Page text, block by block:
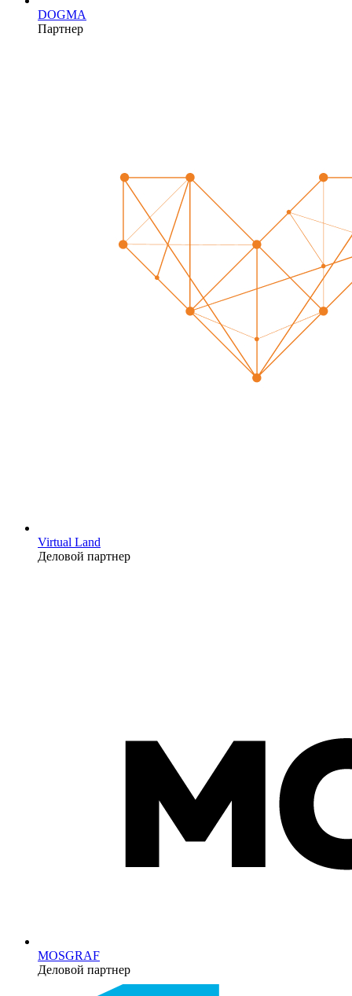
DOGMA
Партнер
Virtual Land
Деловой партнер
MOSGRAF
Деловой партнер